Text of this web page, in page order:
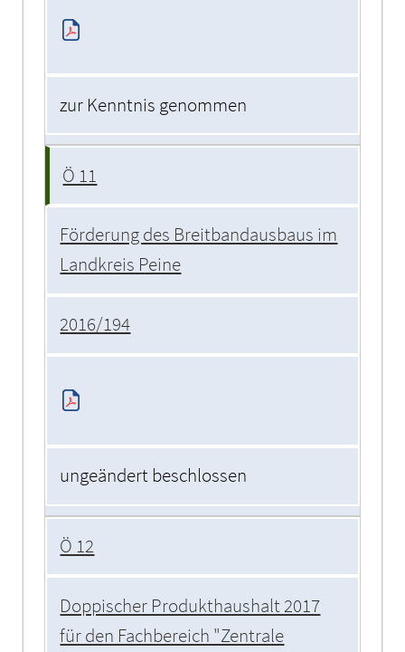
zur Kenntnis genommen
Ö 11
Förderung des Breitbandausbaus im
Landkreis Peine
2016/194
ungeändert beschlossen
Ö 12
Doppischer Produkthaushalt 2017
für den Fachbereich "Zentrale